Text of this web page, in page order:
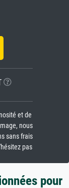
et de
nous
sans frais
pas
pour